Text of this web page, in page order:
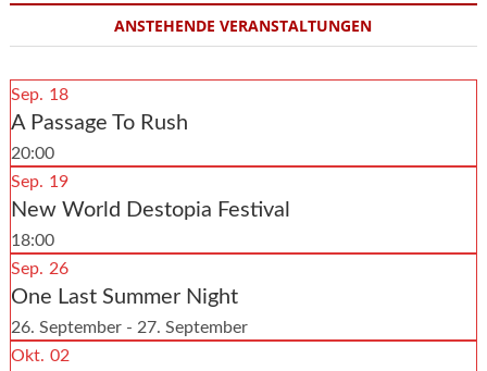
ANSTEHENDE VERANSTALTUNGEN
Sep. 18
A Passage To Rush
20:00
Sep. 19
New World Destopia Festival
18:00
Sep. 26
One Last Summer Night
26. September - 27. September
Okt. 02